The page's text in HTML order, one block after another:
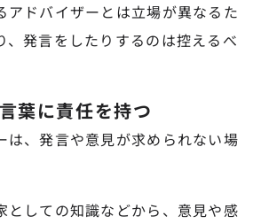
アドバイザーとは立場が異なるた
、発言をしたりするのは控えるべ
葉に責任を持つ
は、発言や意見が求められない場
としての知識などから、意見や感